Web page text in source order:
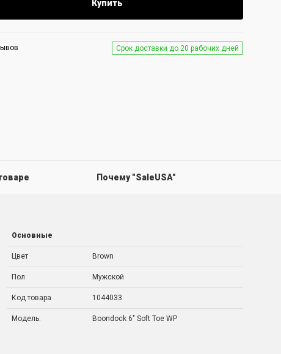
Купить
Срок доставки до 20 рабочих дней
Почему "SaleUSA"
Основные
Цвет Brown
Пол Мужской
Код товара 1044033
Модель: Boondock 6" Soft Toe WP